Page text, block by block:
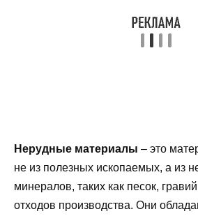
Нерудные материалы – это
не из полезных ископаемых, а из
минералов, таких как песок,
отходов производства. Они